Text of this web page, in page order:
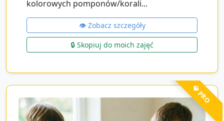
kolorowych pomponów/korali...
👁️ Zobacz szczegóły
🔒 Skopiuj do moich zajęć
💎 PRO